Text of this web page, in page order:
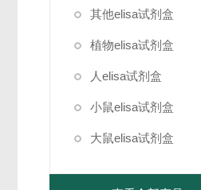
其他elisa试剂盒
植物elisa试剂盒
人elisa试剂盒
小鼠elisa试剂盒
大鼠elisa试剂盒